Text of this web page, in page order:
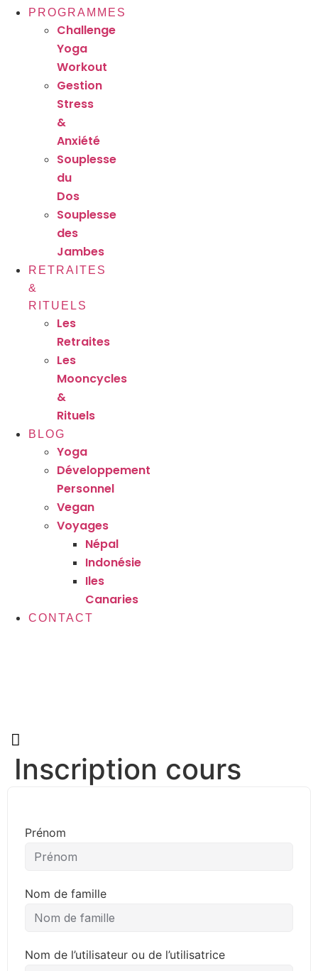
PROGRAMMES
Challenge
Yoga
Workout
Gestion
Stress
&
Anxiété
Souplesse
du
Dos
Souplesse
des
Jambes
RETRAITES
&
RITUELS
Les
Retraites
Les
Mooncycles
&
Rituels
BLOG
Yoga
Développement
Personnel
Vegan
Voyages
Népal
Indonésie
Iles
Canaries
CONTACT
Inscription cours
Prénom
Nom de famille
Nom de l’utilisateur ou de l’utilisatrice